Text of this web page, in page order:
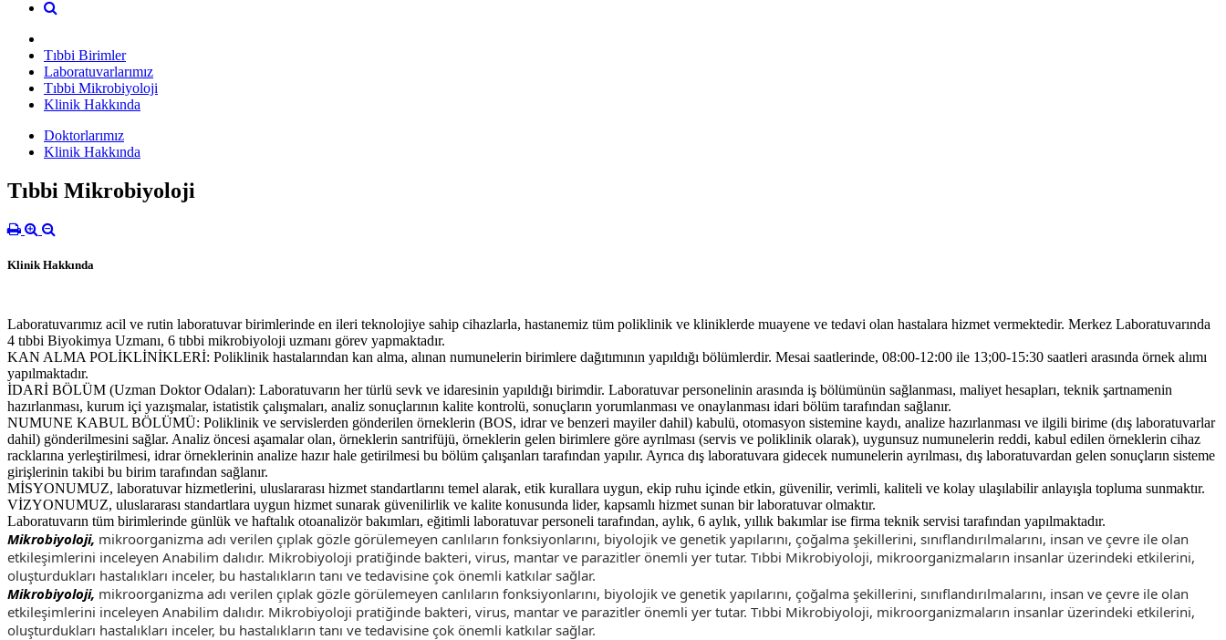
Tıbbi Birimler
Laboratuvarlarımız
Tıbbi Mikrobiyoloji
Klinik Hakkında
Doktorlarımız
Klinik Hakkında
Tıbbi Mikrobiyoloji
Klinik Hakkında
Laboratuvarımız acil ve rutin laboratuvar birimlerinde en ileri teknolojiye sahip cihazlarla, hastanemiz tüm poliklinik ve kliniklerde muayene ve tedavi olan hastalara hizmet vermektedir. Merkez Laboratuvarında
4 tıbbi Biyokimya Uzmanı, 6 tıbbi mikrobiyoloji uzmanı görev yapmaktadır.
KAN ALMA POLİKLİNİKLERİ: Poliklinik hastalarından kan alma, alınan numunelerin birimlere dağıtımının yapıldığı bölümlerdir. Mesai saatlerinde, 08:00-12:00 ile 13;00-15:30 saatleri arasında örnek alımı
yapılmaktadır.
İDARİ BÖLÜM (Uzman Doktor Odaları): Laboratuvarın her türlü sevk ve idaresinin yapıldığı birimdir. Laboratuvar personelinin arasında iş bölümünün sağlanması, maliyet hesapları, teknik şartnamenin
hazırlanması, kurum içi yazışmalar, istatistik çalışmaları, analiz sonuçlarının kalite kontrolü, sonuçların yorumlanması ve onaylanması idari bölüm tarafından sağlanır.
NUMUNE KABUL BÖLÜMÜ: Poliklinik ve servislerden gönderilen örneklerin (BOS, idrar ve benzeri mayiler dahil) kabulü, otomasyon sistemine kaydı, analize hazırlanması ve ilgili birime (dış laboratuvarlar
dahil) gönderilmesini sağlar. Analiz öncesi aşamalar olan, örneklerin santrifüjü, örneklerin gelen birimlere göre ayrılması (servis ve poliklinik olarak), uygunsuz numunelerin reddi, kabul edilen örneklerin cihaz
racklarına yerleştirilmesi, idrar örneklerinin analize hazır hale getirilmesi bu bölüm çalışanları tarafından yapılır. Ayrıca dış laboratuvara gidecek numunelerin ayrılması, dış laboratuvardan gelen sonuçların sisteme
girişlerinin takibi bu birim tarafından sağlanır.
MİSYONUMUZ, laboratuvar hizmetlerini, uluslararası hizmet standartlarını temel alarak, etik kurallara uygun, ekip ruhu içinde etkin, güvenilir, verimli, kaliteli ve kolay ulaşılabilir anlayışla topluma sunmaktır.
VİZYONUMUZ, uluslararası standartlara uygun hizmet sunarak güvenilirlik ve kalite konusunda lider, kapsamlı hizmet sunan bir laboratuvar olmaktır.
Laboratuvarın tüm birimlerinde günlük ve haftalık otoanalizör bakımları, eğitimli laboratuvar personeli tarafından, aylık, 6 aylık, yıllık bakımlar ise firma teknik servisi tarafından yapılmaktadır.
Mikrobiyoloji, mikroorganizma adı verilen çıplak gözle görülemeyen canlıların fonksiyonlarını, biyolojik ve genetik yapılarını, çoğalma şekillerini, sınıflandırılmalarını, insan ve çevre ile olan
etkileşimlerini inceleyen Anabilim dalıdır. Mikrobiyoloji pratiğinde bakteri, virus, mantar ve parazitler önemli yer tutar. Tıbbi Mikrobiyoloji, mikroorganizmaların insanlar üzerindeki etkilerini,
oluşturdukları hastalıkları inceler, bu hastalıkların tanı ve tedavisine çok önemli katkılar sağlar.
Mikrobiyoloji, mikroorganizma adı verilen çıplak gözle görülemeyen canlıların fonksiyonlarını, biyolojik ve genetik yapılarını, çoğalma şekillerini, sınıflandırılmalarını, insan ve çevre ile olan
etkileşimlerini inceleyen Anabilim dalıdır. Mikrobiyoloji pratiğinde bakteri, virus, mantar ve parazitler önemli yer tutar. Tıbbi Mikrobiyoloji, mikroorganizmaların insanlar üzerindeki etkilerini,
oluşturdukları hastalıkları inceler, bu hastalıkların tanı ve tedavisine çok önemli katkılar sağlar.